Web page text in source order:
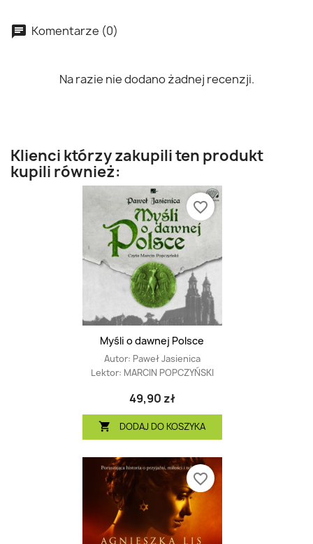
Komentarze (0)
Na razie nie dodano żadnej recenzji.
Klienci którzy zakupili ten produkt
kupili również:
Myśli o dawnej Polsce
Autor: Paweł Jasienica
Lektor: MARCIN POPCZYŃSKI
49,90 zł
 DODAJ DO KOSZYKA
favorite_border
favorite_border